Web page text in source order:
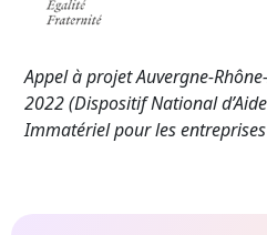
Appel à projet Auvergne-
2022 (Dispositif National
Immatériel pour les